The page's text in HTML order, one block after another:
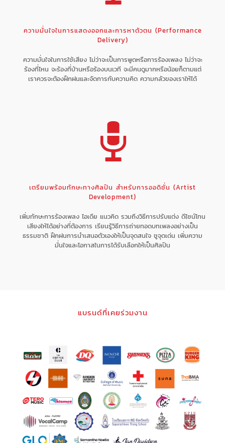
ความมั่นใจในการแสดงออกและการหาตัวตน (Performance
Delivery)
ความมั่นใจในการใช้เสียง ไม่ว่าจะเป็นการพูดหรือการร้องเพลง ไม่ว่าจะ
ร้องที่ไหน จะร้องที่บ้านหรือร้องบนเวที จะมีคนดูมากหรือน้อยก็ตามแต่
เราควรจะต้องฝึกฝนและจัดการกับความคิด ความกลัวของเราให้ได้
เตรียมพร้อมทักษะทางศิลปิน สำหรับการออดิชั่น (Artist
Development)
เพิ่มทักษะการร้องเพลง ไอเดีย แนวคิด รวมถึงวิธีการปรับแต่ง ดีไซน์โทน
เสียงให้ได้อย่างที่ต้องการ เรียนรู้วิธีการถ่ายทอดบทเพลงอย่างเป็น
ธรรมชาติ ฝึกฝนการนำเสนอตัวเองให้เป็นจุดสนใจ ชูจุดเด่น เพิ่มความ
มั่นใจและโอกาสในการได้รับเลือกให้เป็นศิลปิน
แบรนด์ที่เคยร่วมงาน